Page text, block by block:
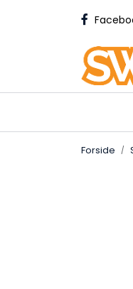
Forside